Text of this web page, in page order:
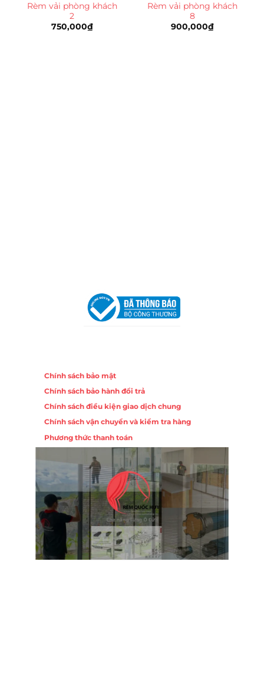
Rèm vải phòng khách
2
750,000₫
Rèm vải phòng khách
8
900,000₫
Chính sách bảo mật
Chính sách bảo hành đổi trả
Chính sách điều kiện giao dịch chung
Chính sách vận chuyển và kiểm tra hàng
Phương thức thanh toán